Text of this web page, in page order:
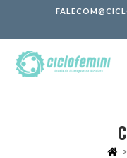
>